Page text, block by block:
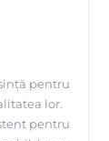
pentru
lor.
pentru